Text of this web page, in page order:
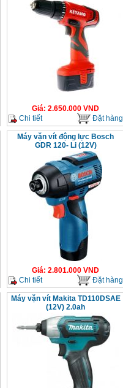
Giá: 2.650.000 VND
Chi tiết
Đặt hàng
Máy vặn vít động lực Bosch
GDR 120- Li (12V)
Giá: 2.801.000 VND
Chi tiết
Đặt hàng
Máy vặn vít Makita TD110DSAE
(12V) 2.0ah